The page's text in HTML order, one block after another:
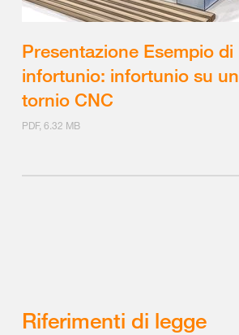
Presentazione Esempio di
infortunio: infortunio su un
tornio CNC
PDF, 6.32 MB
Riferimenti di legge